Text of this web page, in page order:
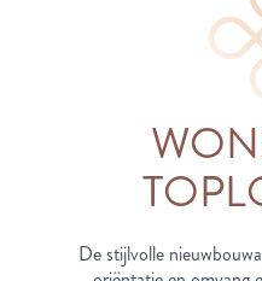
De stijlvolle